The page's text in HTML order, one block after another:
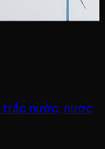
trắc nước, nước